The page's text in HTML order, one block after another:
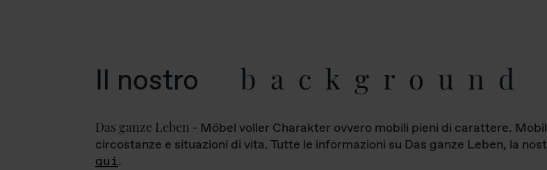
Il nostro background
Das ganze Leben - Möbel voller Charakter ovvero mobili pieni di carattere.
circostanze e situazioni di vita. Tutte le informazioni su Das ganze Leben, la
qui.